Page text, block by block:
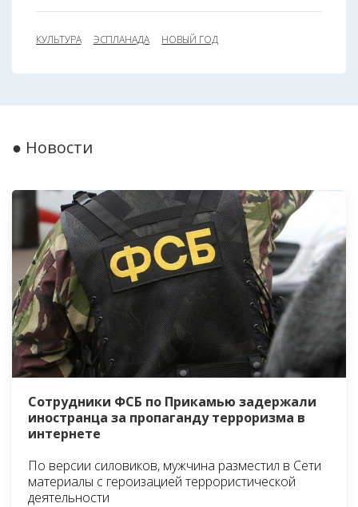
КУЛЬТУРА ЭСПЛАНАДА НОВЫЙ ГОД
● Новости
Сотрудники ФСБ по Прикамью задержали
иностранца за пропаганду терроризма в
интернете
По версии силовиков, мужчина разместил в Сети
материалы с героизацией террористической
деятельности